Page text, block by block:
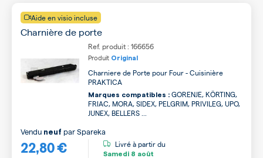
Aide en visio incluse
Charnière de porte
Ref. produit : 166656
Produit Original
Charniere de Porte pour Four - Cuisinière
PRAKTICA
Marques compatibles : GORENJE, KÖRTING,
FRIAC, MORA, SIDEX, PELGRIM, PRIVILEG, UPO,
JUNEX, BELLERS ...
22,80 €
Vendu neuf parSpareka
Livré à partir du
Samedi 8 août